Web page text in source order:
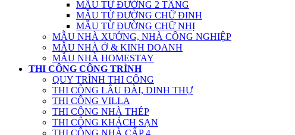
MẪU TỪ ĐƯỜNG 2 TẦNG
MẪU TỪ ĐƯỜNG CHỮ ĐINH
MẪU TỪ ĐƯỜNG CHỮ NHỊ
MẪU NHÀ XƯỞNG, NHÀ CÔNG NGHIỆP
MẪU NHÀ Ở & KINH DOANH
MẪU NHÀ HOMESTAY
THI CÔNG CÔNG TRÌNH
QUY TRÌNH THI CÔNG
THI CÔNG LÂU ĐÀI, DINH THỰ
THI CÔNG VILLA
THI CÔNG NHÀ THÉP
THI CÔNG KHÁCH SẠN
THI CÔNG NHÀ CẤP 4